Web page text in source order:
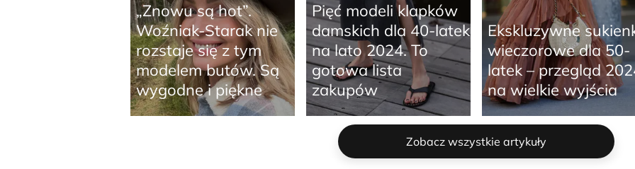
„Znowu są hot”.
Woźniak-Starak nie
rozstaje się z tym
modelem butów. Są
wygodne i piękne
Pięć modeli klapków
damskich dla 40-latek
na lato 2024. To
gotowa lista
zakupów
Ekskluzywne
wieczorowe dla 50-
latek – przegląd
na wielkie wyjścia
Zobacz wszystkie artykuły